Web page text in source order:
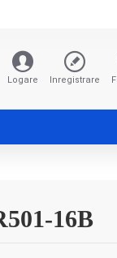
Logare Inregistrare
16B